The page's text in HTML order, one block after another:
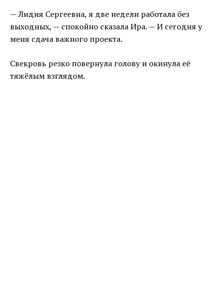
— Лидия Сергеевна, я две недели работала без
выходных, — спокойно сказала Ира. — И сегодня у
меня сдача важного проекта.
Свекровь резко повернула голову и окинула её
тяжёлым взглядом.